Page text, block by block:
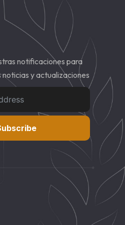
notificaciones para
noticias y actualizaciones